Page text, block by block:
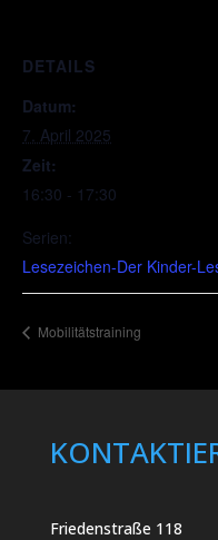
DETAILS
Datum:
7. April 2025
Zeit:
16:30 - 17:30
Serien:
Lesezeichen-Der Kinder-
Mobilitätstraining
Friedenstraße 118